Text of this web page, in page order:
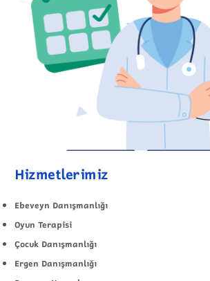
Hizmetlerimiz
Ebeveyn Danışmanlığı
Oyun Terapisi
Çocuk Danışmanlığı
Ergen Danışmanlığı